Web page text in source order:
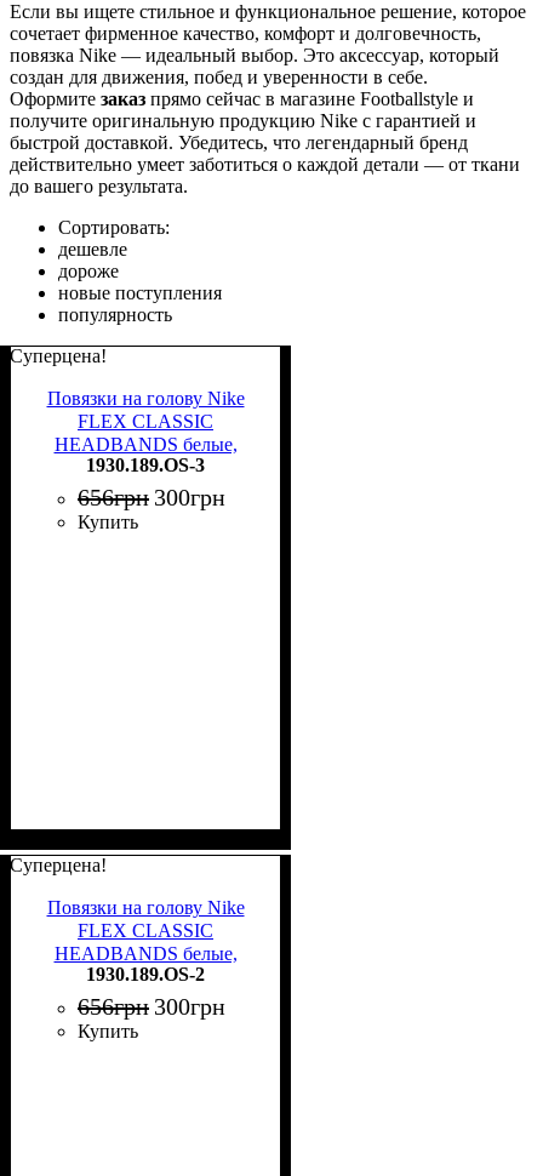
Если вы ищете стильное и функциональное решение, которое
сочетает фирменное качество, комфорт и долговечность,
повязка Nike — идеальный выбор. Это аксессуар, который
создан для движения, побед и уверенности в себе.
Оформите заказ прямо сейчас в магазине Footballstyle и
получите оригинальную продукцию Nike с гарантией и
быстрой доставкой. Убедитесь, что легендарный бренд
действительно умеет заботиться о каждой детали — от ткани
до вашего результата.
Сортировать:
дешевле
дороже
новые поступления
популярность
Суперцена!
Повязки на голову Nike
FLEX CLASSIC
HEADBANDS белые,
черные (2 штуки)
1930.189.OS-3
1930.189.OS-3
656грн 300грн
Купить
Суперцена!
Повязки на голову Nike
FLEX CLASSIC
HEADBANDS белые,
черные (2 штуки)
1930.189.OS-2
1930.189.OS-2
656грн 300грн
Купить